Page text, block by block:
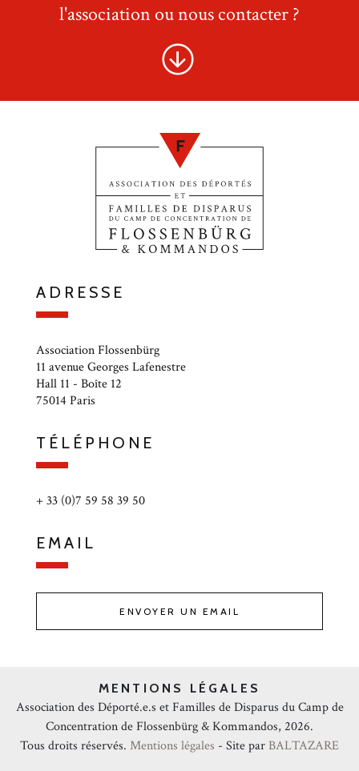
l'association ou nous contacter ?
ADRESSE
Association Flossenbürg
11 avenue Georges Lafenestre
Hall 11 - Boîte 12
75014 Paris
TÉLÉPHONE
+ 33 (0)7 59 58 39 50
EMAIL
ENVOYER UN EMAIL
MENTIONS LÉGALES
Association des Déporté.e.s et Familles de Disparus du Camp de
Concentration de Flossenbürg & Kommandos, 2026.
Tous droits réservés. Mentions légales - Site par BALTAZARE